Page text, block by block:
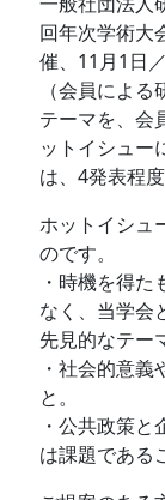
回年次学術大
催、11月1日
（会員によ
テーマを、会
ットイシュー
は、4発表程
ホットイシュ
のです。
・時機を得
なく、当学会
先見的なテー
・社会的意
と。
・公共政策
は課題である